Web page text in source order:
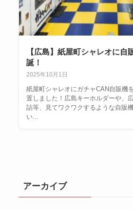
【広島】紙屋町シャレオに自
誕！
2025年10月1日
紙屋町シャレオにガチャCAN自販機
置しました！広島キーホルダーや、
詰等、見てワクワクするような自販
い...
アーカイブ